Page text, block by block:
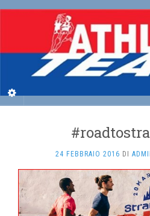
24 FEBBRAIO 2016 DI